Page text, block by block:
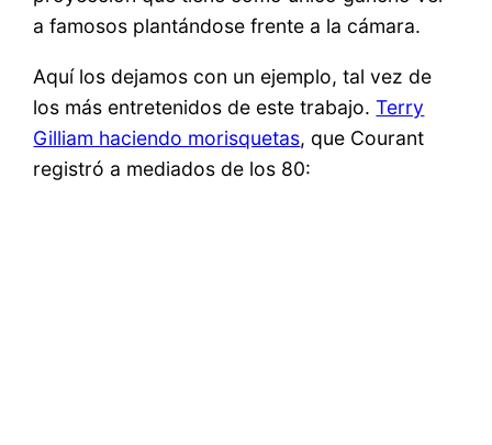
a famosos plantándose frente a la cámara.
Aquí los dejamos con un ejemplo, tal vez de
los más entretenidos de este trabajo.Terry
Gilliam haciendo morisquetas, que Courant
registró a mediados de los 80: